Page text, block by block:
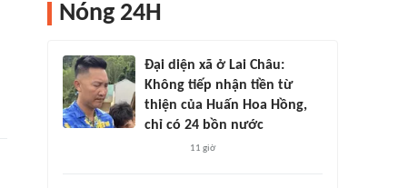
Nóng 24H
Đại diện xã ở Lai Châu:
Không tiếp nhận tiền từ
thiện của Huấn Hoa Hồng,
chỉ có 24 bồn nước
11 giờ